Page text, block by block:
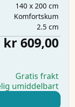
140 x 200 cm
Komfortskum
2.5 cm
kr 609,00
Gratis frakt
umiddelbart